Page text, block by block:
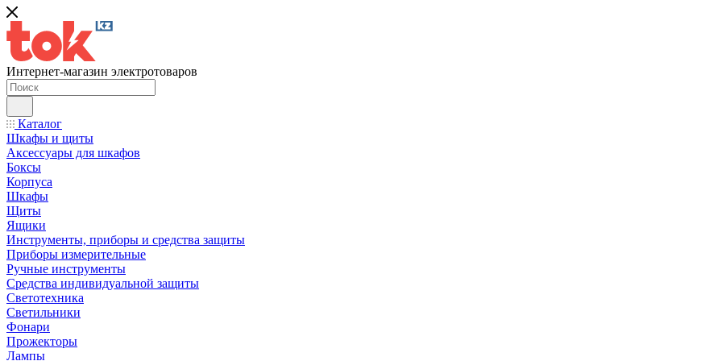
Интернет-магазин электротоваров
Каталог
Шкафы и щиты
Аксессуары для шкафов
Боксы
Корпуса
Шкафы
Щиты
Ящики
Инструменты, приборы и средства защиты
Приборы измерительные
Ручные инструменты
Средства индивидуальной защиты
Светотехника
Светильники
Фонари
Прожекторы
Лампы